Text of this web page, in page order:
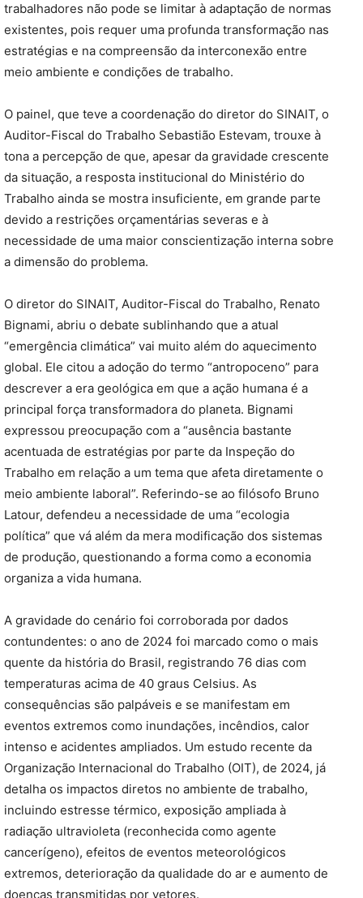
trabalhadores não pode se limitar à adaptação de normas
existentes, pois requer uma profunda transformação nas
estratégias e na compreensão da interconexão entre
meio ambiente e condições de trabalho.
O painel, que teve a coordenação do diretor do SINAIT, o
Auditor-Fiscal do Trabalho Sebastião Estevam, trouxe à
tona a percepção de que, apesar da gravidade crescente
da situação, a resposta institucional do Ministério do
Trabalho ainda se mostra insuficiente, em grande parte
devido a restrições orçamentárias severas e à
necessidade de uma maior conscientização interna sobre
a dimensão do problema.
O diretor do SINAIT, Auditor-Fiscal do Trabalho, Renato
Bignami, abriu o debate sublinhando que a atual
“emergência climática” vai muito além do aquecimento
global. Ele citou a adoção do termo “antropoceno” para
descrever a era geológica em que a ação humana é a
principal força transformadora do planeta. Bignami
expressou preocupação com a “ausência bastante
acentuada de estratégias por parte da Inspeção do
Trabalho em relação a um tema que afeta diretamente o
meio ambiente laboral”. Referindo-se ao filósofo Bruno
Latour, defendeu a necessidade de uma “ecologia
política” que vá além da mera modificação dos sistemas
de produção, questionando a forma como a economia
organiza a vida humana.
A gravidade do cenário foi corroborada por dados
contundentes: o ano de 2024 foi marcado como o mais
quente da história do Brasil, registrando 76 dias com
temperaturas acima de 40 graus Celsius. As
consequências são palpáveis e se manifestam em
eventos extremos como inundações, incêndios, calor
intenso e acidentes ampliados. Um estudo recente da
Organização Internacional do Trabalho (OIT), de 2024, já
detalha os impactos diretos no ambiente de trabalho,
incluindo estresse térmico, exposição ampliada à
radiação ultravioleta (reconhecida como agente
cancerígeno), efeitos de eventos meteorológicos
extremos, deterioração da qualidade do ar e aumento de
doenças transmitidas por vetores.